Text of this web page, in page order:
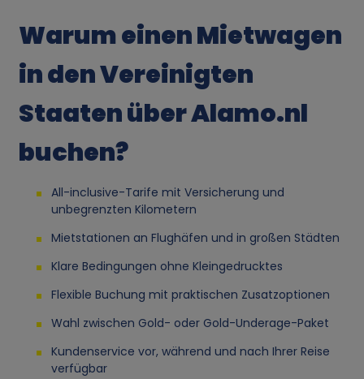
Warum einen Mietwagen
in den Vereinigten
Staaten über Alamo.nl
buchen?
All-inclusive-Tarife mit Versicherung und
unbegrenzten Kilometern
Mietstationen an Flughäfen und in großen Städten
Klare Bedingungen ohne Kleingedrucktes
Flexible Buchung mit praktischen Zusatzoptionen
Wahl zwischen Gold- oder Gold-Underage-Paket
Kundenservice vor, während und nach Ihrer Reise
verfügbar
v
o
n
p